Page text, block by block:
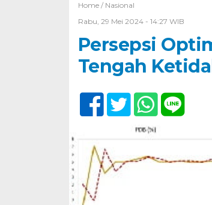
Home / Nasional
Rabu, 29 Mei 2024 - 14:27 WIB
Persepsi
Tengah